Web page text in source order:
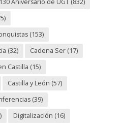
130 Aniversario de UGT(832)
(153)
(32) Cadena Ser(17)
Castilla (15)
Castilla y León (57)
(39)
Digitalización (16)